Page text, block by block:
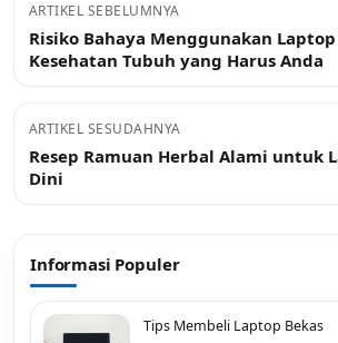
ARTIKEL SEBELUMNYA
Risiko Bahaya Menggunakan
Kesehatan Tubuh yang Harus Anda
ARTIKEL SESUDAHNYA
Resep Ramuan Herbal Alami untuk
Dini
Informasi Populer
Tips Membeli Laptop Bekas